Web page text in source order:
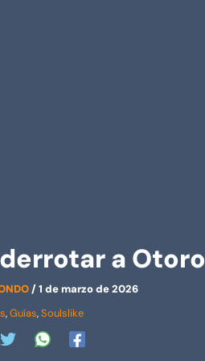
a
/1 de marzo de 2026
,Guías,Soulslike